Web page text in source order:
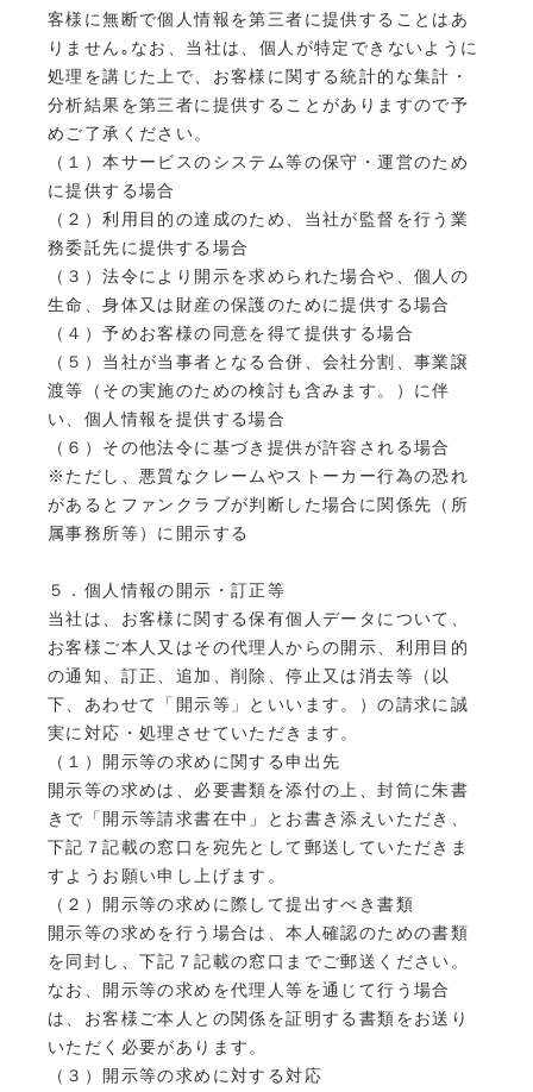
客様に無断で個人情報を第三者に提供することはあ
りません｡なお、当社は、個人が特定できないように
処理を講じた上で、お客様に関する統計的な集計・
分析結果を第三者に提供することがありますので予
めご了承ください。
（１）本サービスのシステム等の保守・運営のため
に提供する場合
（２）利用目的の達成のため、当社が監督を行う業
務委託先に提供する場合
（３）法令により開示を求められた場合や、個人の
生命、身体又は財産の保護のために提供する場合
（４）予めお客様の同意を得て提供する場合
（５）当社が当事者となる合併、会社分割、事業譲
渡等（その実施のための検討も含みます。）に伴
い、個人情報を提供する場合
（６）その他法令に基づき提供が許容される場合
※ただし、悪質なクレームやストーカー行為の恐れ
があるとファンクラブが判断した場合に関係先（所
属事務所等）に開示する
５．個人情報の開示・訂正等
当社は、お客様に関する保有個人データについて、
お客様ご本人又はその代理人からの開示、利用目的
の通知、訂正、追加、削除、停止又は消去等（以
下、あわせて「開示等」といいます。）の請求に誠
実に対応・処理させていただきます。
（１）開示等の求めに関する申出先
開示等の求めは、必要書類を添付の上、封筒に朱書
きで「開示等請求書在中」とお書き添えいただき、
下記７記載の窓口を宛先として郵送していただきま
すようお願い申し上げます。
（２）開示等の求めに際して提出すべき書類
開示等の求めを行う場合は、本人確認のための書類
を同封し、下記７記載の窓口までご郵送ください。
なお、開示等の求めを代理人等を通じて行う場合
は、お客様ご本人との関係を証明する書類をお送り
いただく必要があります。
（３）開示等の求めに対する対応